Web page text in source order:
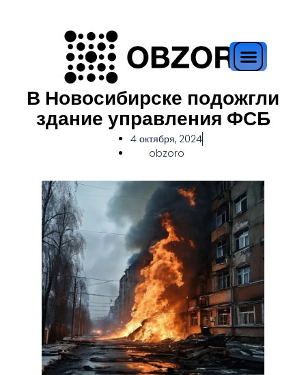
В Новосибирске подожгли
здание управления ФСБ
4 октября, 2024
obzoro